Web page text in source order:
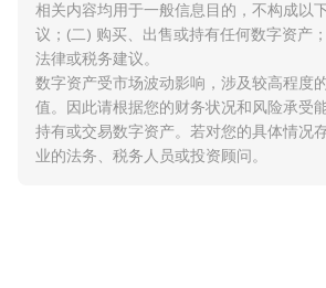
相关内容均用于一般信息目的，不构成以
议；(二) 购买、出售或持有任何数字资产
法律或税务建议。
数字资产受市场波动影响，涉及较高程度
值。因此请根据您的财务状况和风险承受
持有或交易数字资产。若对您的具体情况
业的法务、税务人员或投资顾问。